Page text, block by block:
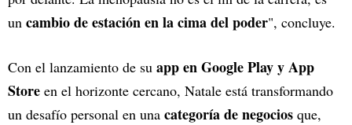
un cambio de estación en la cima del poder", concluye.
Con el lanzamiento de su app en Google Play y App
Store en el horizonte cercano, Natale está transformando
un desafío personal en una categoría de negocios que,